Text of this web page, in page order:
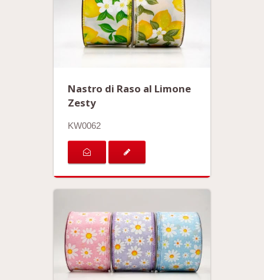
Nastro di Raso al Limone
Zesty
KW0062